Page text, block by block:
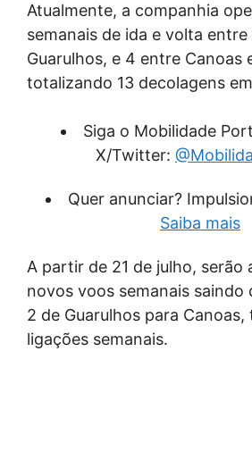
Atualmente, a companhia
semanais de ida e volta entre
Guarulhos, e 4 entre Canoas
totalizando 13 decolagens
Siga o Mobilidade
X/Twitter:
Quer anunciar?
Saiba mais
A partir de 21 de julho, serão
novos voos semanais saindo
2 de Guarulhos para
ligações semanais.